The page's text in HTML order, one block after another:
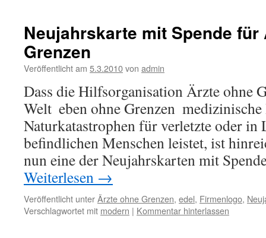
Neujahrskarte mit Spende für
Grenzen
Veröffentlicht am 5.3.2010von admin
Dass die Hilfsorganisation Ärzte ohne
Welt  eben ohne Grenzen 
Naturkatastrophen für verletzte oder in
befindlichen Menschen leistet, ist
nun eine der Neujahrskarten mit
Weiterlesen →
Veröffentlicht unterÄrzte ohne Grenzen, edel, Firmenlogo,
Verschlagwortet mit modern | Kommentar hinterlassen